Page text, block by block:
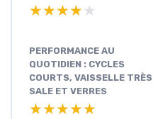
★★★★★
★★★★★
PERFORMANCE AU
QUOTIDIEN : CYCLES
COURTS, VAISSELLE TRÈS
SALE ET VERRES
★★★★★
★★★★★